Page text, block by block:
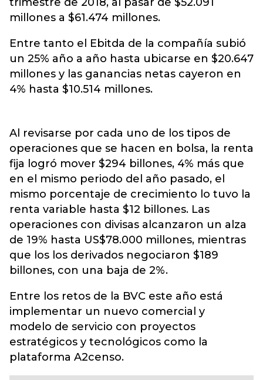
millones a $61.474 millones.
Entre tanto el Ebitda de la compañía subió
un 25% año a año hasta ubicarse en $20.647
millones y las ganancias netas cayeron en
4% hasta $10.514 millones.
Al revisarse por cada uno de los tipos de
operaciones que se hacen en bolsa, la renta
fija logró mover $294 billones, 4% más que
en el mismo periodo del año pasado, el
mismo porcentaje de crecimiento lo tuvo la
renta variable hasta $12 billones. Las
operaciones con divisas alcanzaron un alza
de 19% hasta US$78.000 millones, mientras
que los los derivados negociaron $189
billones, con una baja de 2%.
Entre los retos de la BVC este año está
implementar un nuevo comercial y
modelo de servicio con proyectos
estratégicos y tecnológicos como la
plataforma A2censo.